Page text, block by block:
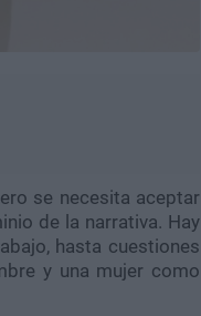
se necesita aceptar
de la narrativa. Hay
hasta cuestiones
y una mujer como